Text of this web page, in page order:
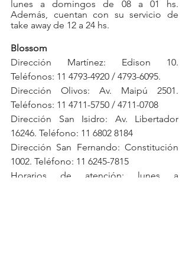
lunes a domingos de 08 a 01 hs.
Además, cuentan con su servicio de
take away de 12 a 24 hs.
Blossom
Dirección Martínez: Edison 10.
Teléfonos: 11 4793-4920 / 4793-6095.
Dirección Olivos: Av. Maipú 2501.
Teléfonos: 11 4711-5750 / 4711-0708
Dirección San Isidro: Av. Libertador
16246. Teléfono: 11 6802 8184
Dirección San Fernando: Constitución
1002. Teléfono: 11 6245-7815
Horarios de atención: lunes a